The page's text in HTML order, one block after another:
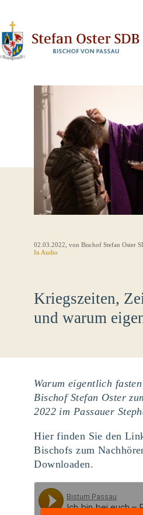
02.03.2022 , von Bischof Stefan Oster
In Audio
Kriegszeiten,
und warum
Warum eigentlich
Bischof Stefan Oster
2022 im Passauer
Hier finden Sie den
Bischofs zum
Downloaden.